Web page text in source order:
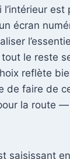
l’intérieur est
écran
le reste
reflète
de faire de
la route
saisissant